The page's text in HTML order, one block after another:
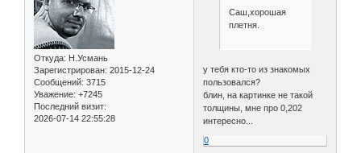
Откуда: Н.Усмань
Зарегистрирован: 2015-12-24
Сообщений: 3715
Уважение: +7245
Последний визит:
2026-07-14 22:55:28
Саш,хорошая
плетня.
у тебя кто-то из знакомых
пользовался?
блин, на картинке не такой
толщины, мне про 0,202
интересно...
0